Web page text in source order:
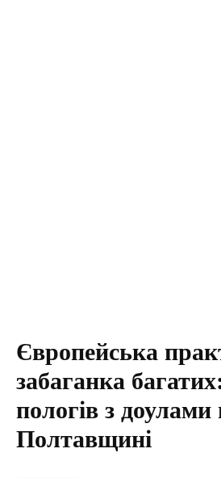
Європейська
забаганка
пологів з доулами
Полтавщині